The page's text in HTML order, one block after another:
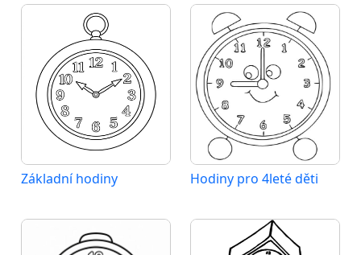
Základní hodiny Hodiny pro 4leté děti